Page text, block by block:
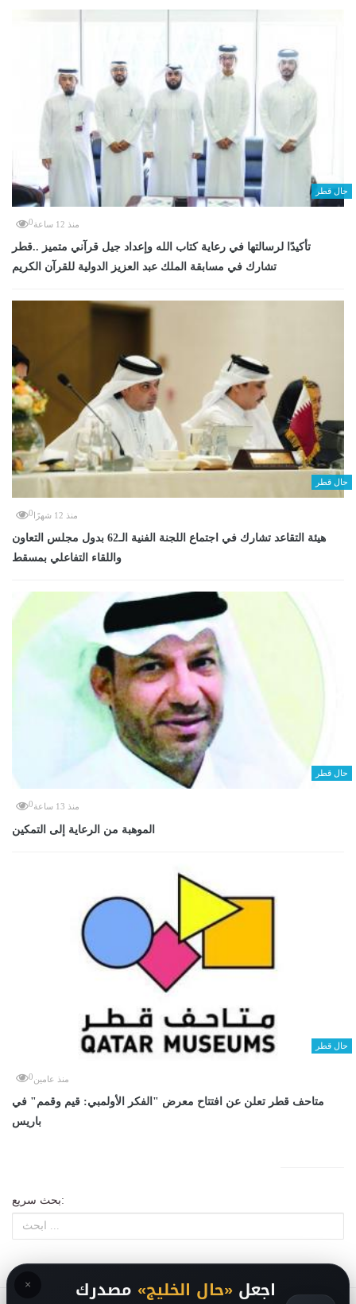
حال قطر
منذ 12 ساعة 0
تأكيدًا لرسالتها في رعاية كتاب الله وإعداد جيل قرآني متميز ..قطر
تشارك في مسابقة الملك عبد العزيز الدولية للقرآن الكريم
حال قطر
منذ 12 شهرًا 0
هيئة التقاعد تشارك في اجتماع اللجنة الفنية الـ62 بدول مجلس التعاون
واللقاء التفاعلي بمسقط
حال قطر
منذ 13 ساعة 0
الموهبة من الرعاية إلى التمكين
حال قطر
منذ عامين0
متاحف قطر تعلن عن افتتاح معرض "الفكر الأولمبي: قيم وقمم" في
باريس
بحث سريع:
× اجعل «حال الخليج» مصدرك